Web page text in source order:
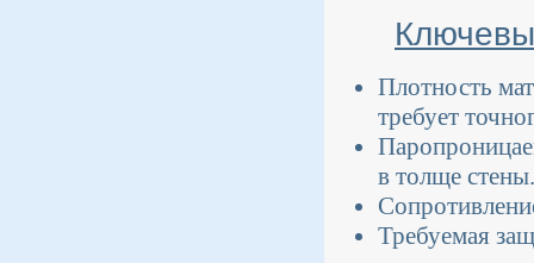
Плотность
требует
в толще стены.
Требуемая